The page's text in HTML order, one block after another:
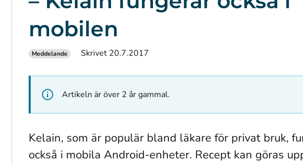
mobilen
Meddelande Skrivet 20.7.2017
Artikeln är över 2 år gammal.
Kelain, som är populär bland läkare för privat bruk,
också i mobila Android-enheter. Recept kan göras